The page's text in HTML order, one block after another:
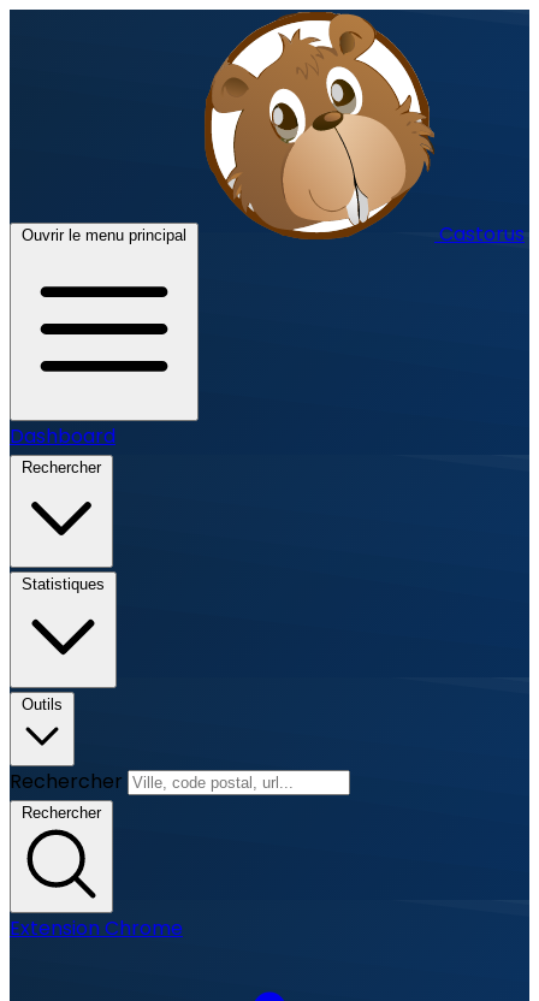
Ouvrir le menu principal Castorus
Dashboard
Rechercher
Statistiques
Outils
Rechercher
Rechercher
Extension Chrome